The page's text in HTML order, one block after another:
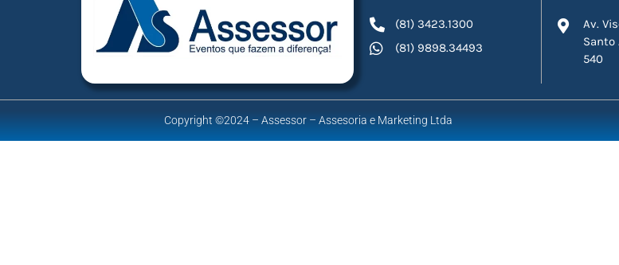
(81) 3423.1300
(81) 9898.34493
Av.
Santo
540
Copyright ©2024 – Assessor – Assesoria e Marketing Ltda